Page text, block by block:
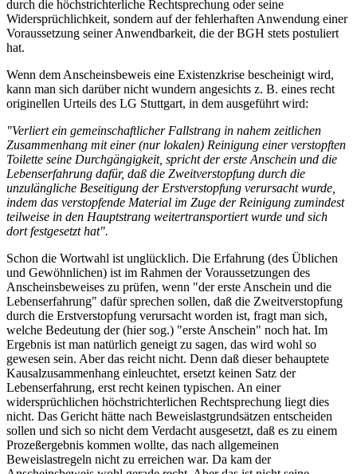
durch die höchstrichterliche Rechtsprechung oder seine
Widersprüchlichkeit, sondern auf der fehlerhaften Anwendung einer
Voraussetzung seiner Anwendbarkeit, die der BGH stets postuliert
hat.
Wenn dem Anscheinsbeweis eine Existenzkrise bescheinigt wird,
kann man sich darüber nicht wundern angesichts z. B. eines recht
originellen Urteils des LG Stuttgart, in dem ausgeführt wird:
"Verliert ein gemeinschaftlicher Fallstrang in nahem zeitlichen
Zusammenhang mit einer (nur lokalen) Reinigung einer verstopften
Toilette seine Durchgängigkeit, spricht der erste Anschein und die
Lebenserfahrung dafür, daß die Zweitverstopfung durch die
unzulängliche Beseitigung der Erstverstopfung verursacht wurde,
indem das verstopfende Material im Zuge der Reinigung zumindest
teilweise in den Hauptstrang weitertransportiert wurde und sich
dort festgesetzt hat".
Schon die Wortwahl ist unglücklich. Die Erfahrung (des Üblichen
und Gewöhnlichen) ist im Rahmen der Voraussetzungen des
Anscheinsbeweises zu prüfen, wenn "der erste Anschein und die
Lebenserfahrung" dafür sprechen sollen, daß die Zweitverstopfung
durch die Erstverstopfung verursacht worden ist, fragt man sich,
welche Bedeutung der (hier sog.) "erste Anschein" noch hat. Im
Ergebnis ist man natürlich geneigt zu sagen, das wird wohl so
gewesen sein. Aber das reicht nicht. Denn daß dieser behauptete
Kausalzusammenhang einleuchtet, ersetzt keinen Satz der
Lebenserfahrung, erst recht keinen typischen. An einer
widersprüchlichen höchstrichterlichen Rechtsprechung liegt dies
nicht. Das Gericht hätte nach Beweislastgrundsätzen entscheiden
sollen und sich so nicht dem Verdacht ausgesetzt, daß es zu einem
Prozeßergebnis kommen wollte, das nach allgemeinen
Beweislastregeln nicht zu erreichen war. Da kam der